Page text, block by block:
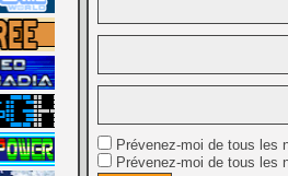
Prévenez-moi de tous les
Prévenez-moi de tous les